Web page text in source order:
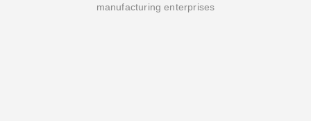
manufacturing enterprises